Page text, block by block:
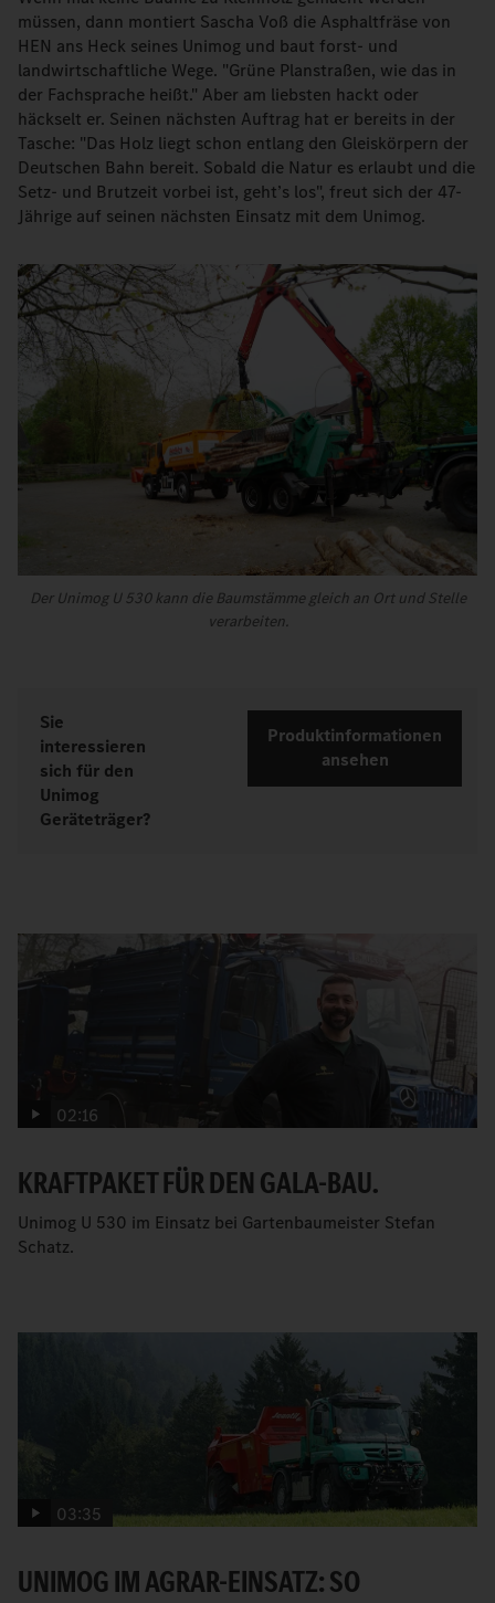
müssen, dann montiert Sascha Voß die Asphaltfräse von
HEN ans Heck seines Unimog und baut forst- und
landwirtschaftliche Wege. "Grüne Planstraßen, wie das in
der Fachsprache heißt." Aber am liebsten hackt oder
häckselt er. Seinen nächsten Auftrag hat er bereits in der
Tasche: "Das Holz liegt schon entlang den Gleiskörpern der
Deutschen Bahn bereit. Sobald die Natur es erlaubt und die
Setz- und Brutzeit vorbei ist, geht’s los", freut sich der 47-
Jährige auf seinen nächsten Einsatz mit dem Unimog.
Der Unimog U 530 kann die Baumstämme gleich an Ort und Stelle
verarbeiten.
Sie
interessieren
sich für den
Unimog
Geräteträger?
Produktinformationen
ansehen
02:16
KRAFTPAKET FÜR DEN GALA-BAU.
Unimog U 530 im Einsatz bei Gartenbaumeister Stefan
Schatz.
03:35
UNIMOG IM AGRAR-EINSATZ: SO